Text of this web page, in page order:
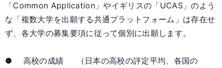
「Common Application」やイギリスの「UCAS」のよう
な「複数大学を出願する共通プラットフォーム」は存在せ
ず、各大学の募集要項に従って個別に出願します。
● 高校の成績 （日本の高校の評定平均、各国の